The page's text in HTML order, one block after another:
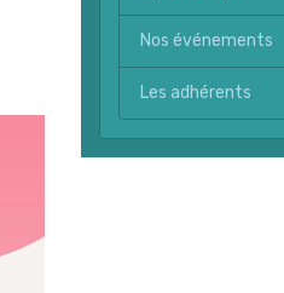
Nos événements
Les adhérents